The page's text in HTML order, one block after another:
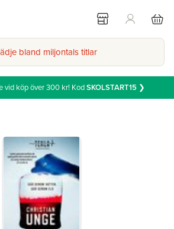
bland miljontals titlar
vid köp över 300 kr! KodSKOLSTART15❯